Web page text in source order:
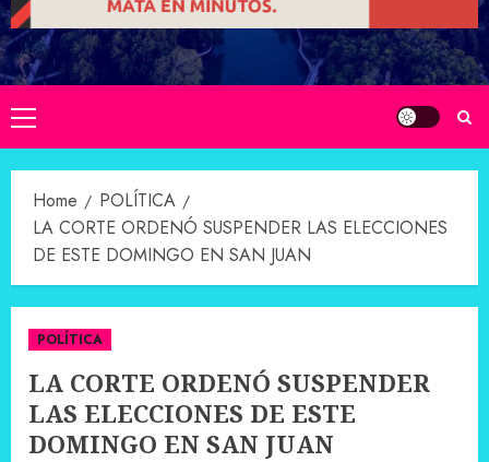
Primary
Menu
Home
POLÍTICA
LA CORTE ORDENÓ SUSPENDER LAS ELECCIONES
DE ESTE DOMINGO EN SAN JUAN
POLÍTICA
LA CORTE ORDENÓ SUSPENDER
LAS ELECCIONES DE ESTE
DOMINGO EN SAN JUAN